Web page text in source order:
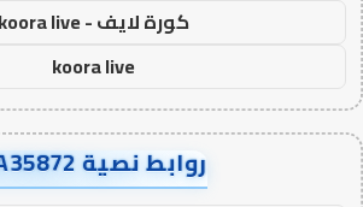
كورة لايف - koora live
koora live
روابط نصية AA35872